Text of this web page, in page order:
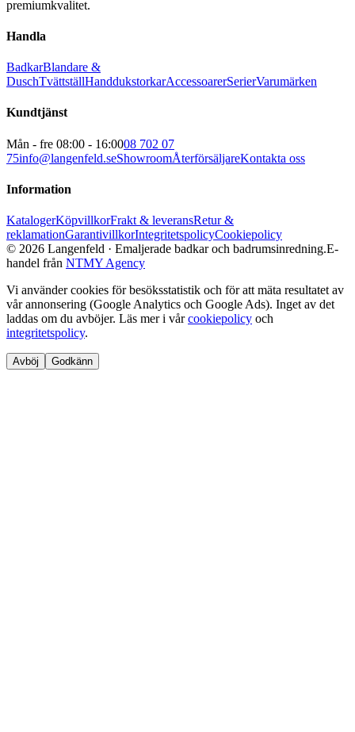
premiumkvalitet.
Handla
BadkarBlandare &
DuschTvättställHanddukstorkarAccessoarerSerierVarumärken
Kundtjänst
Mån - fre 08:00 - 16:0008 702 07
75info@langenfeld.seShowroomÅterförsäljareKontakta oss
Information
KatalogerKöpvillkorFrakt & leveransRetur &
reklamationGarantivillkorIntegritetspolicyCookiepolicy
© 2026 Langenfeld · Emaljerade badkar och badrumsinredning.E-
handel från NTMY Agency
Vi använder cookies för besöksstatistik och för att mäta resultatet av
vår annonsering (Google Analytics och Google Ads). Inget av det
laddas om du avböjer. Läs mer i vår cookiepolicy och
integritetspolicy.
Avböj Godkänn